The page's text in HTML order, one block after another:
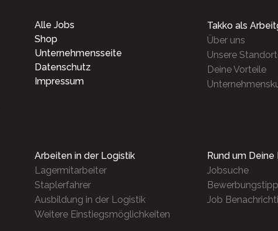
Alle Jobs
Shop
Unternehmensseite
Datenschutz
Impressum
Takko als
Über uns
Unsere
Deine Vorteile
Arbeiten in der Logistik
Lagermitarbeiter
Staplerfahrer
Ausbildung in der Logistik
Weitere Einstiegsmöglichkeiten
Rund um
Jobsuche
Job